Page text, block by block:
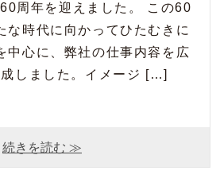
周年を迎えました。 この60
な時代に向かってひたむきに
中心に、弊社の仕事内容を広
しました。イメージ […]
続きを読む ≫